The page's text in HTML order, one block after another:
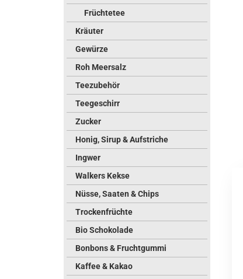
Früchtetee
Kräuter
Gewürze
Roh Meersalz
Teezubehör
Teegeschirr
Zucker
Honig, Sirup & Aufstriche
Ingwer
Walkers Kekse
Nüsse, Saaten & Chips
Trockenfrüchte
Bio Schokolade
Bonbons & Fruchtgummi
Kaffee & Kakao